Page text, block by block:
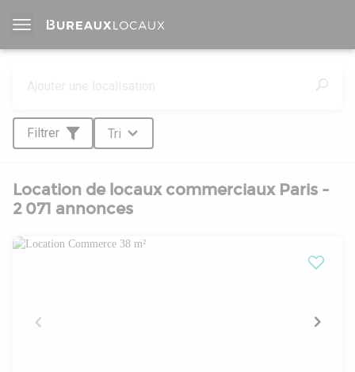
Filtrer Tri
Location de locaux commerciaux Paris -
2 071 annonces